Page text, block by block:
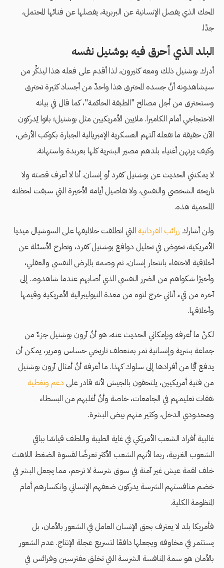
المحك الذي يفصل الإنسانية عن البربرية، يفصلها عن فنائها المحتمل،
جدًا.
البلد الذي أحرق فيه بوشنيل نفسه
أدرك بوشنيل ذلك ومعه كثيرون، لذا أقدم على فعله هذا ليذكِّر من
سيشاهدونه أنَّ جسده المحترق هذا واحدٌ من أجساد كثيرة تحترق
وستحترق من أجل مصالح "الطبقة الحاكمة"، كما قال في بيانه
الاحتجاجي أمام الكاميرا. ملايين الأمريكيين مثل بوشنيل؛ باتوا يُدركون
الآن حقيقة ما تفعله آلتهم العسكرية الإمبريالية الجبارة بكوكب الأرض،
وكيف يرتهن أغنياء بلدهم مصير البشرية كلها بعربدة واستهانة.
لا يمكنني الحديث عن بوشنيل كفرد أو إنسان. أنا لا أعرف قصته ولا
تاريخه الشخصي والنفسي، ولا تفاصيل أيامه الأخيرة التي سبقت لحظته
الملحمية هذه.
ولن أشارك زرائب الفردانية التي انطلقت حلاليفها على السوشيال ميديا
الأمريكية، تخوض في تحليل دوافع بوشنيل كفرد، وتطرح الأسئلة عن
أخلاقية الاحتفاء بانتحار إنسان، ثم وصمه بالمرض النفسي والعقلي،
وأخيرًا شكواهم من الضرر النفسي الذي أصابهم عندما شاهدوه.. إلى
آخره من قيء أناني خرج لتوه من معدة النيوليبرالية الأمريكية وقيمها
وأخلاقها.
لكنَّ ما أعرفه وبإمكاني الحديث عنه، هو أنَّ آرون بوشنيل جزءٌ من
جماعة بشرية وإنسانية تمر بمنعطف تاريخي حساس ومرير، يمكن أن
يدفع أيًّا من أفرادها إلى سلوك كهذا. ما أعرفه أنَّ أمثال آرون بوشنيل
من فتية أمريكيين، يلتحقون بالجيش لأنه قادر على دعم وتغطية
نفقات تعليمهم في الجامعات، خاصة وأنَّ أغلبهم من البسطاء
ومحدودي الدخل، وكثير منهم بيض البشرة.
غالبية أفراد الشعب الأمريكي في غاية الطيبة واللطف قياسًا بباقي
الشعوب الغربية، ربما لأنهم الشعب الأكثر تعرضًا لقسوة الضغط اللاهث
خلف لقمة عيش غير آمنة في سوق شرسة لا ترحم، مما يجعل البشر في
خضم منافستهم الشرسة يدركون ضعفهم الإنساني وانكسارهم أمام
المنظومة الكلية.
فأمريكا بلد لا يعترف بحق الإنسان العامل في الشعور بالأمان، بل
يستثمر في مخاوفه ويجعلها دافعًا لتسريع عجلة الإنتاج. عدم الشعور
بالأمان هو سمة المنافسة الشرسة التي تخلق مفترسين وفرائس في